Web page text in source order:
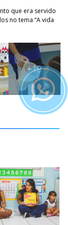
que era servido
no tema “A vida
+19